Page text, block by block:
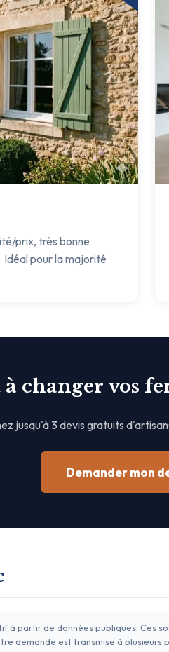
prix, très bonne
Idéal pour la majorité
à changer vos
jusqu'à 3 devis gratuits
Demander mon
partir de données publiques. Ces
demande est transmise à plusieurs